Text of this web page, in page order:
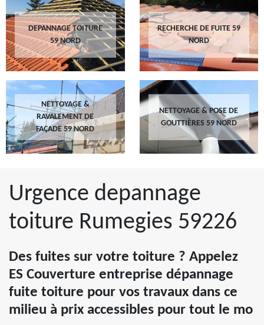
DEPANNAGE TOITURE
59 NORD
RECHERCHE DE FUITE 59
NORD
NETTOYAGE &
RAVALEMENT DE
FAÇADE 59 NORD
NETTOYAGE & POSE DE
GOUTTIÈRES 59 NORD
Urgence depannage
toiture Rumegies 59226
Des fuites sur votre toiture ? Appelez
ES Couverture entreprise dépannage
fuite toiture pour vos travaux dans ce
milieu à prix accessibles pour tout le mo